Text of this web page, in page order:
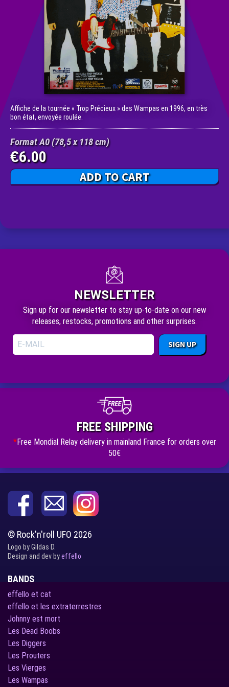
Affiche de la tournée « Trop Précieux » des Wampas en 1996, en très
bon état, envoyée roulée.
Format A0 (78,5 x 118 cm)
€6.00
ADD TO CART
NEWSLETTER
Sign up for our newsletter to stay up-to-date on our new
releases, restocks, promotions and other surprises.
SIGN UP
FREE SHIPPING
*Free Mondial Relay delivery in mainland France for orders over
50€
© Rock'n'roll UFO 2026
Logo by Gildas D.
Design and dev byeffello
BANDS
effello et cat
effello et les extraterrestres
Johnny est mort
Les Dead Boobs
Les Diggers
Les Prouters
Les Vierges
Les Wampas